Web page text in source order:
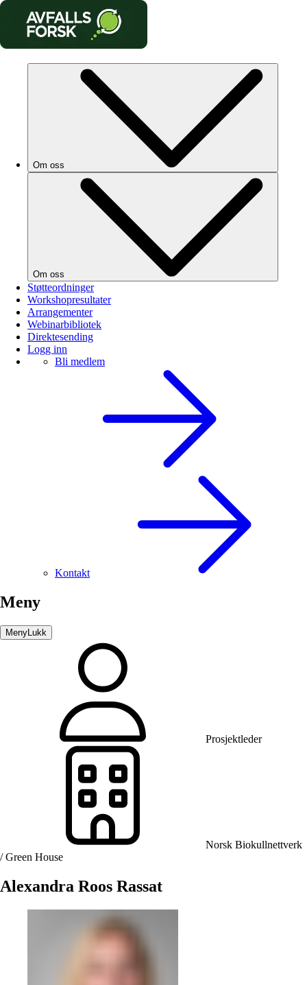
Om oss
Om oss
Støtteordninger
Workshopresultater
Arrangementer
Webinarbibliotek
Direktesending
Logg inn
Bli medlem
Kontakt
Meny
Meny Lukk
Prosjektleder
Norsk Biokullnettverk
/ Green House
Alexandra Roos Rassat